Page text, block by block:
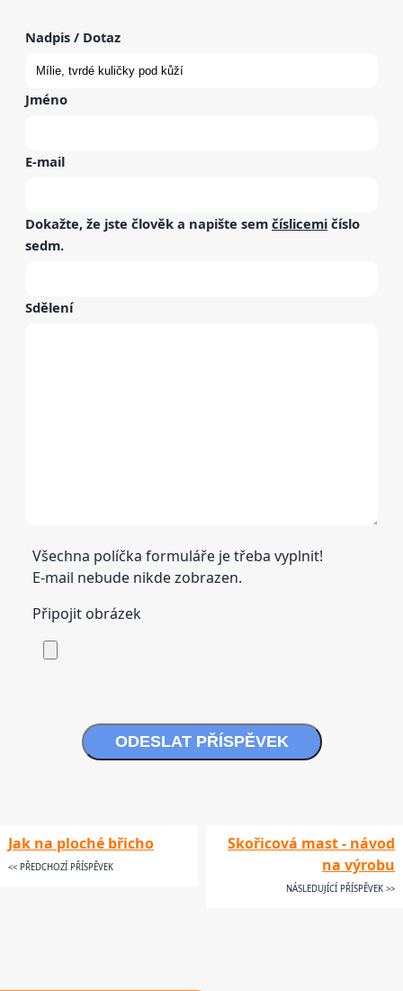
Nadpis / Dotaz
Jméno
E-mail
Dokažte, že jste člověk a napište sem číslicemi číslo
sedm.
Sdělení
Všechna políčka formuláře je třeba vyplnit!
E-mail nebude nikde zobrazen.
Připojit obrázek
ODESLAT PŘÍSPĚVEK
Jak na ploché břicho
<< PŘEDCHOZÍ PŘÍSPĚVEK
Skořicová mast - návod
na výrobu
NÁSLEDUJÍCÍ PŘÍSPĚVEK >>